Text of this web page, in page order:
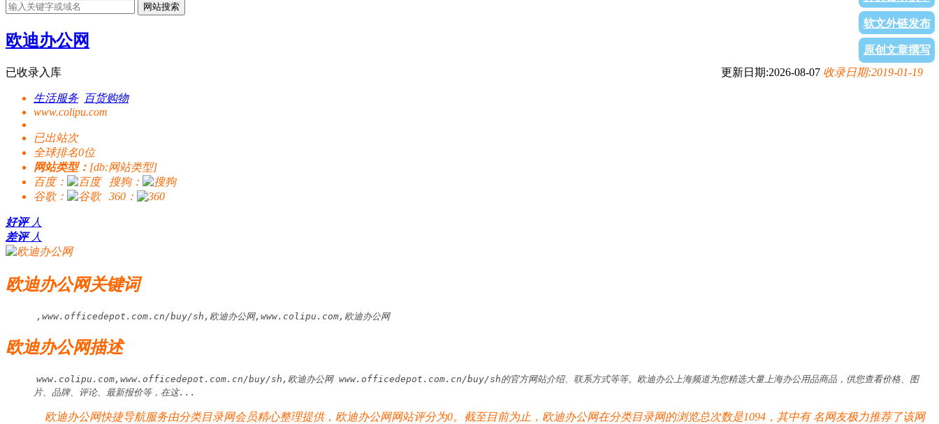
软文外链发布
原创文章撰写
网站搜索
欧迪办公网
已收录入库 更新日期:2026-08-07 收录日期:2019-01-19
生活服务
百货购物
www.colipu.com
已出站次
全球排名0位
网站类型： [db:网站类型]
百度：
搜狗：
谷歌：
360：
好评 人
差评 人
欧迪办公网关键词
,www.officedepot.com.cn/buy/sh,欧迪办公网,www.colipu.com,欧迪办公网
欧迪办公网描述
www.colipu.com,www.officedepot.com.cn/buy/sh,欧迪办公网 www.officedepot.com.cn/buy/sh的官方网站介绍、联系方式等等。欧迪办公上海频道为您精选大量上海办公用品商品，供您查看价格、图
片、品牌、评论、最新报价等，在这...
欧迪办公网快捷导航服务由分类目录网会员精心整理提供，欧迪办公网网站评分为0。截至目前为止，欧迪办公网在分类目录网的浏览总次数是1094，其中有名网友极力推荐了该网